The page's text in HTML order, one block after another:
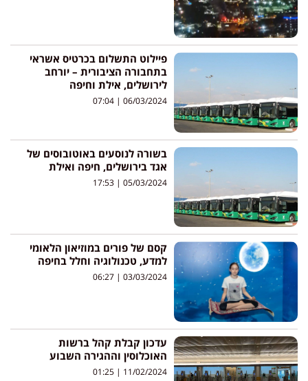
פיילוט התשלום בכרטיס אשראי
בתחבורה הציבורית – יורחב
לירושלים, אילת וחיפה
06/03/2024
בשורה לנוסעים באוטובוסים של
אגד בירושלים, חיפה ואילת
05/03/2024
קסם של פורים במוזיאון הלאומי
למדע, טכנולוגיה וחלל בחיפה
03/03/2024
עדכון קבלת קהל ברשות
האוכלוסין וההגירה השבוע
11/02/2024